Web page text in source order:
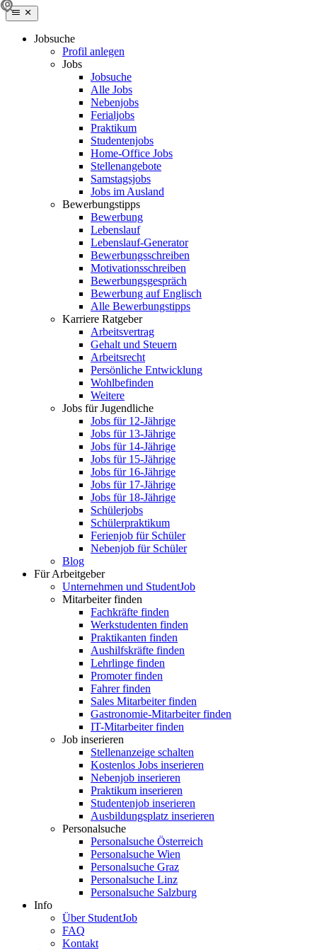
Jobsuche
Profil anlegen
Jobs
Jobsuche
Alle Jobs
Nebenjobs
Ferialjobs
Praktikum
Studentenjobs
Home-Office Jobs
Stellenangebote
Samstagsjobs
Jobs im Ausland
Bewerbungstipps
Bewerbung
Lebenslauf
Lebenslauf-Generator
Bewerbungsschreiben
Motivationsschreiben
Bewerbungsgespräch
Bewerbung auf Englisch
Alle Bewerbungstipps
Karriere Ratgeber
Arbeitsvertrag
Gehalt und Steuern
Arbeitsrecht
Persönliche Entwicklung
Wohlbefinden
Weitere
Jobs für Jugendliche
Jobs für 12-Jährige
Jobs für 13-Jährige
Jobs für 14-Jährige
Jobs für 15-Jährige
Jobs für 16-Jährige
Jobs für 17-Jährige
Jobs für 18-Jährige
Schülerjobs
Schülerpraktikum
Ferienjob für Schüler
Nebenjob für Schüler
Blog
Für Arbeitgeber
Unternehmen und StudentJob
Mitarbeiter finden
Fachkräfte finden
Werkstudenten finden
Praktikanten finden
Aushilfskräfte finden
Lehrlinge finden
Promoter finden
Fahrer finden
Sales Mitarbeiter finden
Gastronomie-Mitarbeiter finden
IT-Mitarbeiter finden
Job inserieren
Stellenanzeige schalten
Kostenlos Jobs inserieren
Nebenjob inserieren
Praktikum inserieren
Studentenjob inserieren
Ausbildungsplatz inserieren
Personalsuche
Personalsuche Österreich
Personalsuche Wien
Personalsuche Graz
Personalsuche Linz
Personalsuche Salzburg
Info
Über StudentJob
FAQ
Kontakt